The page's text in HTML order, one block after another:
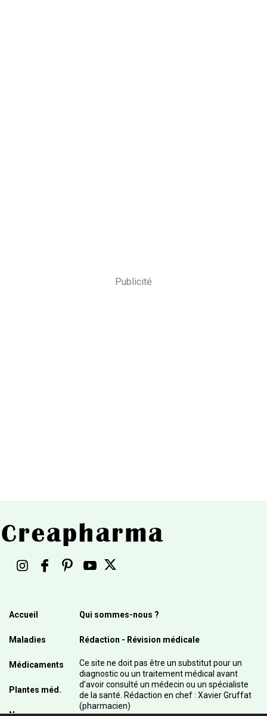
Publicité
Accueil
Maladies
Médicaments
Plantes méd.
Qui sommes-nous ?
Rédaction - Révision médicale
Ce site ne doit pas être un substitut pour un
diagnostic ou un traitement médical avant
d’avoir consulté un médecin ou un spécialiste
de la santé. Rédaction en chef : Xavier Gruffat
(pharmacien)